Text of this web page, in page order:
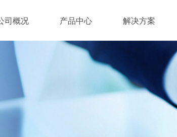
司概况 产品中心 解决方案